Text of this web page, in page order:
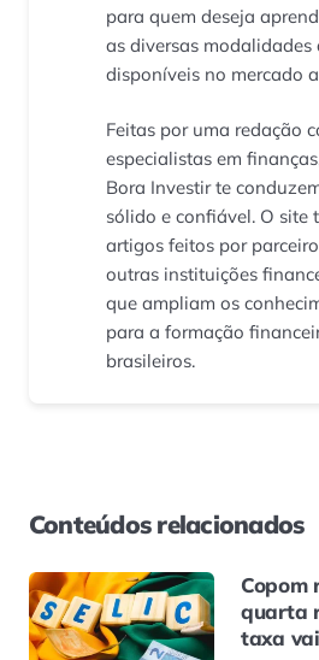
para quem deseja
as diversas modalidades
disponíveis no mercado
Feitas por uma redação
especialistas em
Bora Investir te
sólido e confiável. O site
artigos feitos por
outras instituições
que ampliam os
para a formação
brasileiros.
Conteúdos relacionados
Copom
quarta
taxa